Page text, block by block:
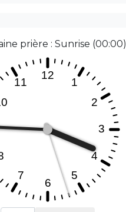
prière : Sunrise (00:00)